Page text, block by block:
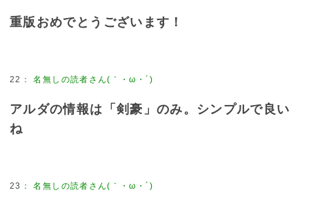
重版おめでとうございます！
22 ：名無しの読者さん(｀・ω・´)
アルダの情報は「剣豪」のみ。シンプルで良い
ね
23 ：名無しの読者さん(｀・ω・´)